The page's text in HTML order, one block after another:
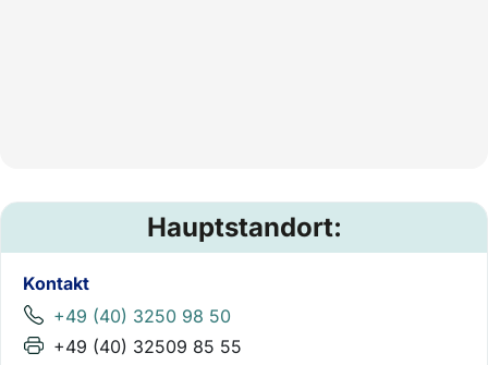
Hauptstandort:
Kontakt
+49 (40) 3250 98 50
+49 (40) 32509 85 55